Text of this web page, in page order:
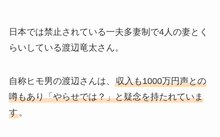
日本では禁止されている一夫多妻制で4人の妻とく
らいしている渡辺竜太さん。
自称ヒモ男の渡辺さんは、 収入も1000万円声との
噂もあり「やらせでは？」と疑念を持たれていま
す。